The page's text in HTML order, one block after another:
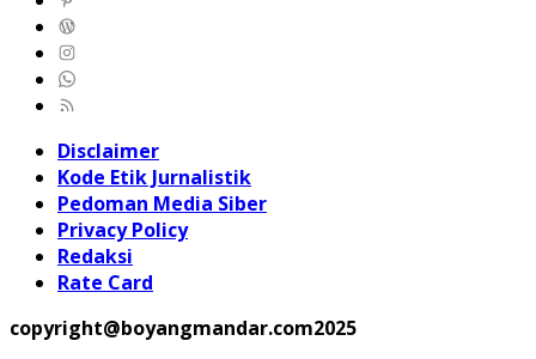
Disclaimer
Kode Etik Jurnalistik
Pedoman Media Siber
Privacy Policy
Redaksi
Rate Card
copyright@boyangmandar.com2025